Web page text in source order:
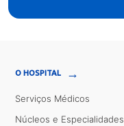
O HOSPITAL →
Serviços Médicos
Núcleos e Especialidades